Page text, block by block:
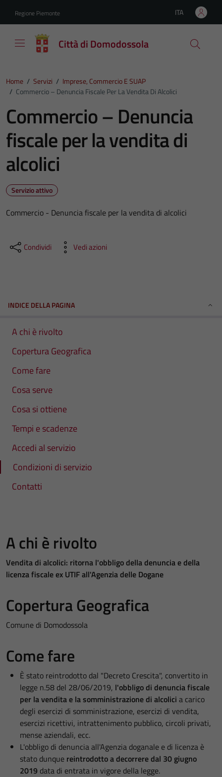
Regione Piemonte Lingua attiva:
ITA
Città di Domodossola
Home / Servizi / Imprese, Commercio E SUAP
/ Commercio – Denuncia Fiscale Per La Vendita Di Alcolici
Commercio – Denuncia
fiscale per la vendita di
alcolici
Servizio attivo
Commercio - Denuncia fiscale per la vendita di alcolici
Condividi Vedi azioni
INDICE DELLA PAGINA
A chi è rivolto
Copertura Geografica
Come fare
Cosa serve
Cosa si ottiene
Tempi e scadenze
Accedi al servizio
Condizioni di servizio
Contatti
A chi è rivolto
Vendita di alcolici: ritorna l'obbligo della denuncia e della
licenza fiscale ex UTIF all'Agenzia delle Dogane
Copertura Geografica
Comune di Domodossola
Come fare
È stato reintrodotto dal "Decreto Crescita", convertito in
legge n.58 del 28/06/2019, l'obbligo di denuncia fiscale
per la vendita e la somministrazione di alcolici a carico
degli esercizi di somministrazione, esercizi di vendita,
esercizi ricettivi, intrattenimento pubblico, circoli privati,
mense aziendali, ecc.
L'obbligo di denuncia all'Agenzia doganale e di licenza è
stato dunque reintrodotto a decorrere dal 30 giugno
2019 data di entrata in vigore della legge.